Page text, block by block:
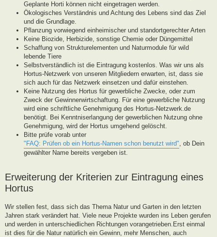
Geplante Horti können nicht eingetragen werden.
Ökologisches Verständnis und Achtung des Lebens sind das Ziel
und die Grundlage.
Pflanzung vorwiegend einheimischer und standortgerechter Arten
Keine Biozide, Herbizide, sonstige Chemie oder Düngemittel
Schaffung von Strukturelementen und Naturmodule für wild
lebende Tiere
Selbstverständlich ist die Eintragung kostenlos. Was wir uns als
Hortus-Netzwerk von unseren Mitgliedern erwarten, ist, dass sie
sich auch für das Netzwerk einsetzen und dafür einstehen.
Keine Nutzung des Hortus für gewerbliche Zwecke, oder zum
Zweck der Gewinnerwirtschaftung. Für eine gewerbliche Nutzung
wird eine schriftliche Genehmigung des Hortus-Netzwerk.de
benötigt. Bei Kenntniserlangung der gewerblichen Nutzung ohne
Genehmigung, wird der Hortus umgehend gelöscht.
Bitte prüfe vorab unter
"FAQ: Prüfen ob ein Hortus-Namen schon benutzt wird", ob Dein
gewählter Name bereits vergeben ist.
Erweiterung der Kriterien zur Eintragung eines
Hortus
Wir stellen fest, dass sich das Thema Natur und Garten in den letzten
Jahren stark verändert hat. Viele neue Projekte wurden ins Leben gerufen
und werden in unterschiedlichen Richtungen vorangetrieben.Erst einmal
ist dies für die Natur natürlich ein Gewinn, mehr Menschen, auch